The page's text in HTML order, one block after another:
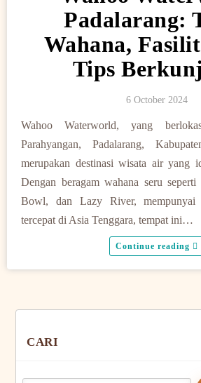
Padalarang:
Wahana,
Tips
6 October 2024
Wahoo Waterworld, yang
Parahyangan, Padalarang,
merupakan destinasi wisata air yang
Dengan beragam wahana seru
Bowl, dan Lazy River, mempunyai
tercepat di Asia Tenggara, tempat ini…
Continue reading
CARI